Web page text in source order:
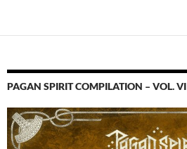
PAGAN SPIRIT COMPILATION – VOL. VI